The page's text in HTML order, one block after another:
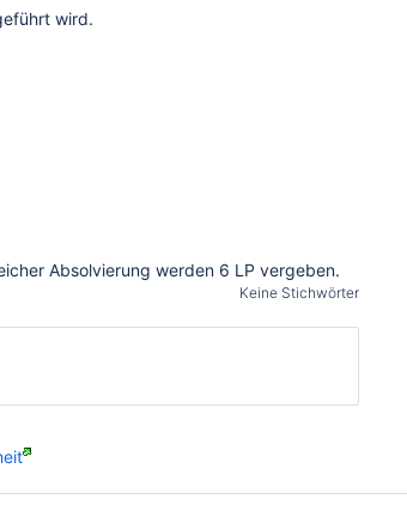
wird.
Absolvierung werden 6 LP vergeben.
Keine Stichwörter